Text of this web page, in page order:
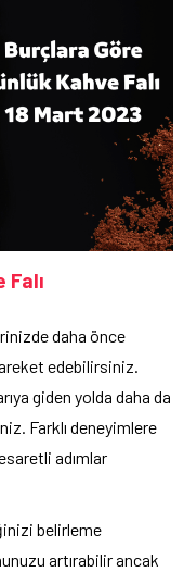
Falı
daha önce
edebilirsiniz.
giden yolda daha da
Farklı deneyimlere
adımlar
belirleme
artırabilir ancak